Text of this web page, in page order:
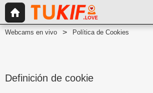
Webcams en vivo Política de Cookies
Definición de cookie